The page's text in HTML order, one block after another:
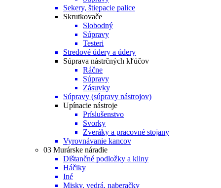
Sekery, štiepacie palice
Skrutkovače
Slobodný
Súpravy
Testeri
Stredové údery a údery
Súprava nástrčných kľúčov
Ráčne
Súpravy
Zásuvky
Súpravy (súpravy nástrojov)
Upínacie nástroje
Príslušenstvo
Svorky
Zveráky a pracovné stojany
Vyrovnávanie kancov
03 Murárske náradie
Dištančné podložky a kliny
Háčiky
Iné
Misky, vedrá, naberačky